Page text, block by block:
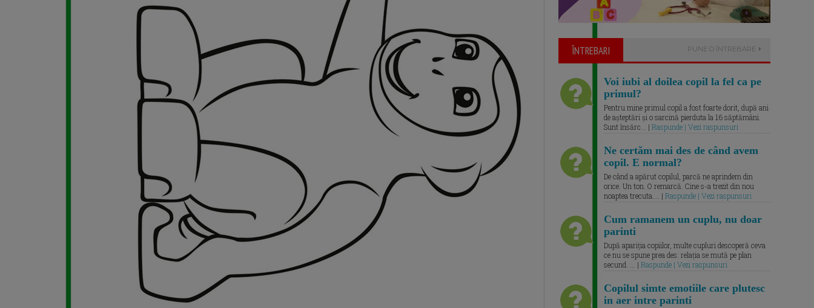
ÎNTREBARI PUNE O ÎNTREBARE
Voi iubi al doilea copil la fel ca pe
primul?
Pentru mine primul copil a fost foarte dorit, după ani
de așteptări și o sarcină pierduta la 16 săptămâni.
Sunt însărc... | Raspunde | Vezi raspunsuri
Ne certăm mai des de când avem
copil. E normal?
De când a apărut copilul, parcă ne aprindem din
orice. Un ton. O remarcă. Cine s-a trezit din nou
noaptea trecuta.... | Raspunde | Vezi raspunsuri
Cum ramanem un cuplu, nu doar
parinti
După apariția copiilor, multe cupluri descoperă ceva
ce nu se spune prea des: relația se mută pe plan
secund. ... | Raspunde | Vezi raspunsuri
Copilul simte emotiile care plutesc
in aer intre parinti